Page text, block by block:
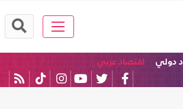
دولي اقتصاد عربي